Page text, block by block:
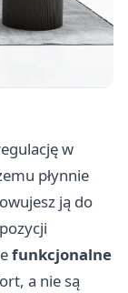
w
płynnie
ją do
funkcjonalne
a nie są